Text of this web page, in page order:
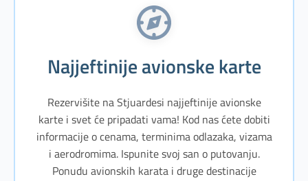
Najjeftinije avionske karte
Rezervišite na Stjuardesi najjeftinije avionske
karte i svet će pripadati vama! Kod nas ćete dobiti
informacije o cenama, terminima odlazaka, vizama
i aerodromima. Ispunite svoj san o putovanju.
Ponudu avionskih karata i druge destinacije